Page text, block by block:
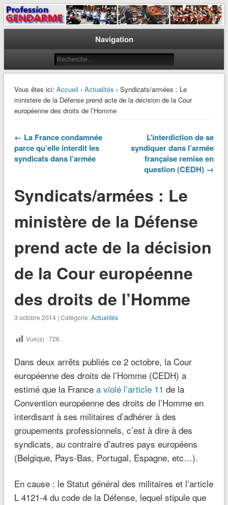
Profession Gendarme
Le journal des gendarmes
Navigation
Vous êtes ici: Accueil › Actualités › Syndicats/armées : Le
ministère de la Défense prend acte de la décision de la Cour
européenne des droits de l’Homme
← La France condamnée
parce qu’elle interdit les
syndicats dans l’armée
L’interdiction de se
syndiquer dans l’armée
française remise en
question (CEDH) →
Syndicats/armées : Le
ministère de la Défense
prend acte de la décision
de la Cour européenne
des droits de l’Homme
3 octobre 2014 | Catégorie:Actualités
Vue(s) :726
Dans deux arrêts publiés ce 2 octobre, la Cour
européenne des droits de l’Homme (CEDH) a
estimé que la France a violé l’article 11 de la
Convention européenne des droits de l’Homme en
interdisant à ses militaires d’adhérer à des
groupements professionnels, c’est à dire à des
syndicats, au contraire d’autres pays européens
(Belgique, Pays-Bas, Portugal, Espagne, etc…).
En cause : le Statut général des militaires et l’article
L 4121-4 du code de la Défense, lequel stipule que